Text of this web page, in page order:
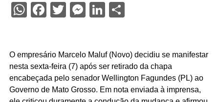
WhatsApp
Facebook
Twitter
Messenger
LinkedIn
Share
O empresário Marcelo Maluf (Novo) decidiu se manifestar
nesta sexta-feira (7) após ser retirado da chapa
encabeçada pelo senador Wellington Fagundes (PL) ao
Governo de Mato Grosso. Em nota enviada à imprensa,